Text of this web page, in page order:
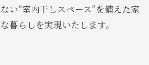
い“室内干しスペース”を備えた家
暮らしを実現いたします。